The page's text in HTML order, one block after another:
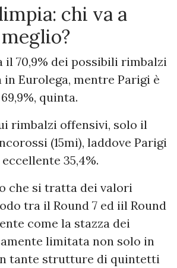
chi va a
70,9% dei possibili rimbalzi
Eurolega, mentre Parigi è
quinta.
rimbalzi offensivi, solo il
(15mi), laddove Parigi
35,4%.
che si tratta dei valori
tra il Round 7 ed iil Round
come la stazza dei
limitata non solo in
tante strutture di quintetti